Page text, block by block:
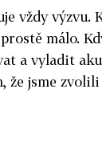
vždy výzvu.
málo.
a vyladit
že jsme